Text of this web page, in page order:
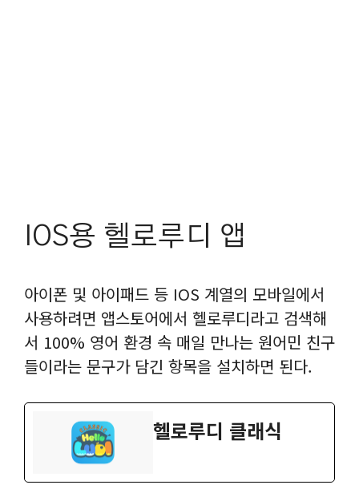
IOS용 헬로루디 앱
아이폰 및 아이패드 등 IOS 계열의 모바일에서
사용하려면 앱스토어에서 헬로루디라고 검색해
서 100% 영어 환경 속 매일 만나는 원어민 친구
들이라는 문구가 담긴 항목을 설치하면 된다.
‎헬로루디 클래식